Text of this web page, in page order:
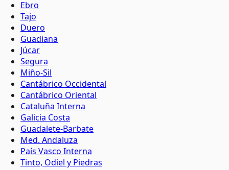
Ebro
Tajo
Duero
Guadiana
Júcar
Segura
Miño-Sil
Cantábrico Occidental
Cantábrico Oriental
Cataluña Interna
Galicia Costa
Guadalete-Barbate
Med. Andaluza
País Vasco Interna
Tinto, Odiel y Piedras